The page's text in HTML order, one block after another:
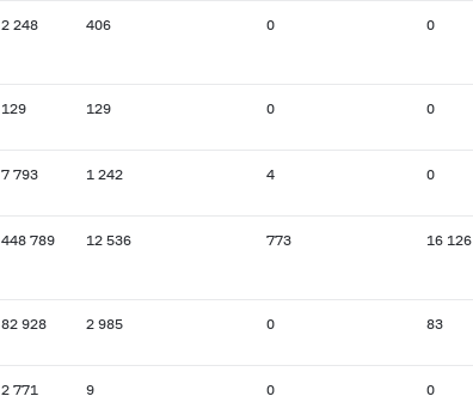
2 248 406 0 0
129 129 0 0
7 793 1 242 4 0
448 789 12 536 773 16 126
82 928 2 985 0 83
2 771 9 0 0